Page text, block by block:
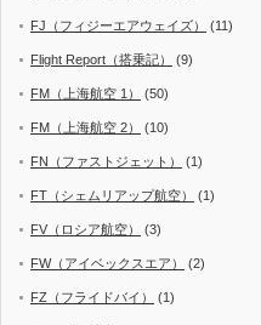
FJ（フィジーエアウェイズ） (11)
Flight Report（搭乗記） (9)
FM（上海航空 1） (50)
FM（上海航空 2） (10)
FN（ファストジェット） (1)
FT（シェムリアップ航空） (1)
FV（ロシア航空） (3)
FW（アイベックスエア） (2)
FZ（フライドバイ） (1)